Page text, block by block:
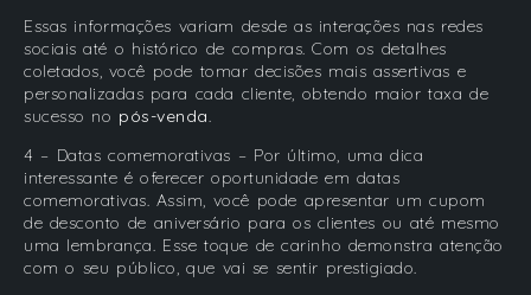
Essas informações variam desde as interações nas redes
sociais até o histórico de compras. Com os detalhes
coletados, você pode tomar decisões mais assertivas e
personalizadas para cada cliente, obtendo maior taxa de
sucesso no pós-venda.
4 – Datas comemorativas – Por último, uma dica
interessante é oferecer oportunidade em datas
comemorativas. Assim, você pode apresentar um cupom
de desconto de aniversário para os clientes ou até mesmo
uma lembrança. Esse toque de carinho demonstra atenção
com o seu público, que vai se sentir prestigiado.